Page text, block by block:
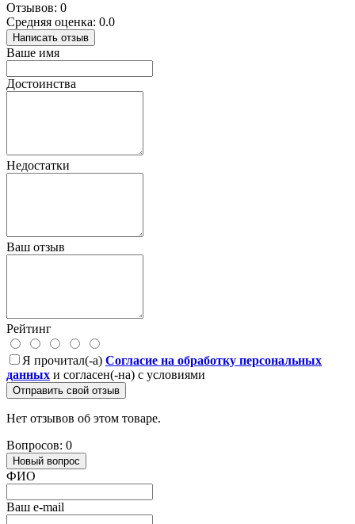
Отзывов: 0
Средняя оценка: 0.0
Написать отзыв
Ваше имя
Достоинства
Недостатки
Ваш отзыв
Рейтинг
Я прочитал(-а) Согласие на обработку персональных
данных и согласен(-на) с условиями
Отправить свой отзыв
Нет отзывов об этом товаре.
Вопросов: 0
Новый вопрос
ФИО
Ваш e-mail